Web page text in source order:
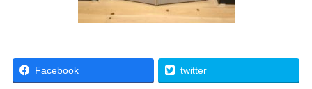
Facebook twitter